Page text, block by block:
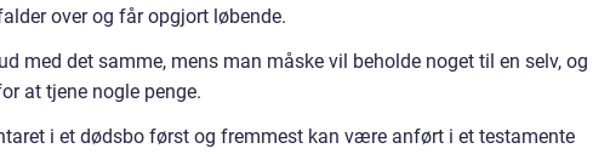
over og får opgjort løbende.
med det samme, mens man måske vil beholde noget til en selv, og
at tjene nogle penge.
i et dødsbo først og fremmest kan være anført i et testamente